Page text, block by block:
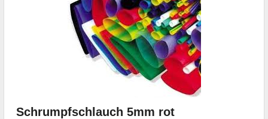
Schrumpfschlauch 5mm rot